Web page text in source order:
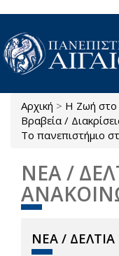
Παράκαμψη προς το
Είστε εδώ
Αρχική > Η Ζωή στο
Βραβεία /
Το πανεπιστήμιο
ΝΕΑ /
ΝΕΑ /